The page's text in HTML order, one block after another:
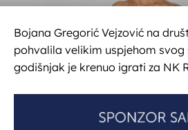
Bojana Gregorić Vejzović na
pohvalila velikim uspjehom svog
godišnjak je krenuo igrati za NK